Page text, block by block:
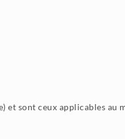
et sont ceux applicables au